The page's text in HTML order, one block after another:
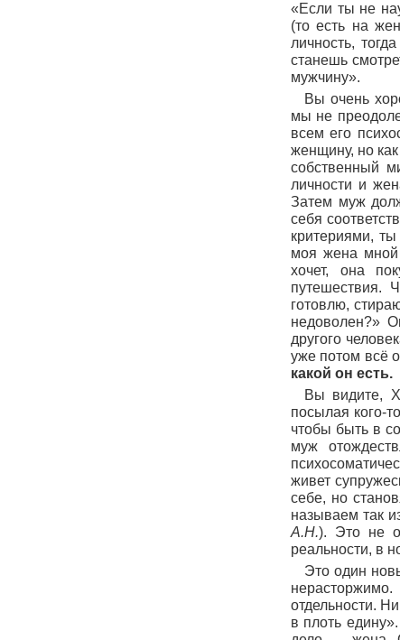
«Если ты не
(то есть на
личность,
станешь
мужчину».
Вы очень
мы не
всем его
женщину, но
собственный
личности и
Затем муж
себя
критериями,
моя жена
хочет, она
путешествия.
готовлю,
недоволен?»
другого
уже потом всё
какой он есть.
Вы видите,
посылая кого-
чтобы быть в
муж
живет
себе, но
называем так
А.Н.). Это не
реальности, в
Это один
отдельности.
в плоть